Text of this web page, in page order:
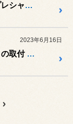
BELLOF（ベロフ）LED プレシャス･レイ Z の取付作業 ／ トヨタ ヤリス カップカー
2023年6月16日
RS☆R Best☆i アクティブ の取付 ＆ 4輪アライメント調整作業 ／ レクサス IS300